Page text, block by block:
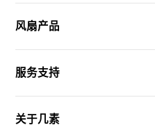
风扇产品
服务支持
关于几素